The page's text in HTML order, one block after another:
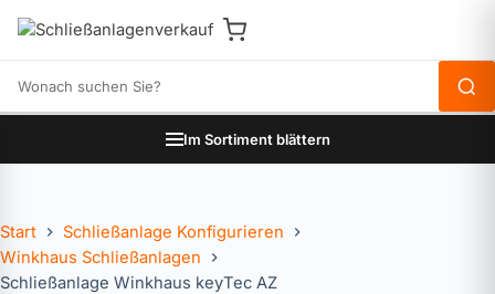
Im Sortiment blättern
Start
Schließanlage Konfigurieren
Winkhaus Schließanlagen
Schließanlage Winkhaus keyTec AZ